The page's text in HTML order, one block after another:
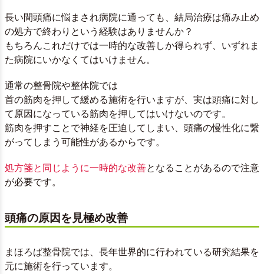
長い間頭痛に悩まされ病院に通っても、結局治療は痛み止め
の処方で終わりという経験はありませんか？
もちろんこれだけでは一時的な改善しか得られず、いずれま
た病院にいかなくてはいけません。
通常の整骨院や整体院では
首の筋肉を押して緩める施術を行いますが、実は頭痛に対し
て原因になっている筋肉を押してはいけないのです。
筋肉を押すことで神経を圧迫してしまい、頭痛の慢性化に繋
がってしまう可能性があるからです。
処方箋と同じように一時的な改善となることがあるので注意
が必要です。
頭痛の原因を見極め改善
まほろば整骨院では、長年世界的に行われている研究結果を
元に施術を行っています。